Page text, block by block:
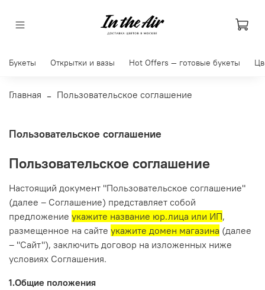
Букеты Открытки и вазы Hot Offers — готовые букеты
Главная Пользовательское соглашение
Пользовательское соглашение
Пользовательское соглашение
Настоящий документ "Пользовательское соглашение"
(далее – Соглашение) представляет собой
предложение укажите название юр.лица или ИП,
размещенное на сайте укажите домен магазина (далее
– "Сайт"), заключить договор на изложенных ниже
условиях Соглашения.
1.Общие положения